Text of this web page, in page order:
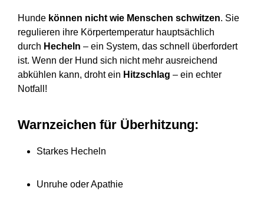
Hunde können nicht wie Menschen schwitzen. Sie
regulieren ihre Körpertemperatur hauptsächlich
durch Hecheln – ein System, das schnell überfordert
ist. Wenn der Hund sich nicht mehr ausreichend
abkühlen kann, droht ein Hitzschlag – ein echter
Notfall!
Warnzeichen für Überhitzung:
Starkes Hecheln
Unruhe oder Apathie